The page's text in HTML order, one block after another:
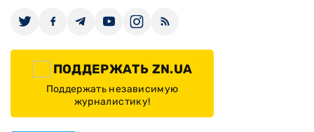
ПОДДЕРЖАТЬ ZN.UA
Поддержать независимую
журналистику!